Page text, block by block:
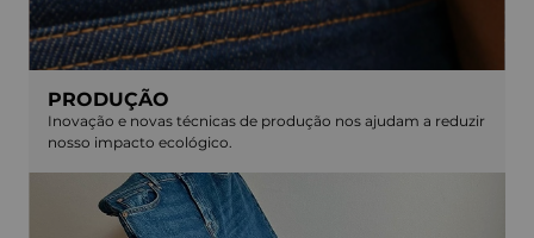
PRODUÇÃO
Inovação e novas técnicas de produção nos ajudam a reduzir
nosso impacto ecológico.